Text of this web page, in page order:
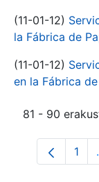
(11-01-12)
la Fábrica de
(11-01-12)
en la Fábrica
81 - 90
1